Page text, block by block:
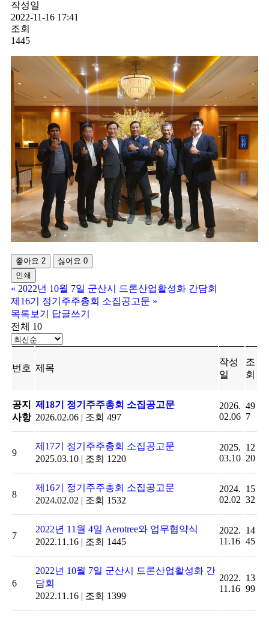
작성일
2022-11-16 17:41
조회
1445
좋아요 2 싫어요 0
인쇄
« 2022년 10월 7일 군산시 드론산업활성화 간담회
제16기 정기주주총회 소집공고문 »
목록보기
답글쓰기
전체 10
번호 제목
작성
일
조
회
공지
사항
제18기 정기주주총회 소집공고문
2026.02.06 | 조회 497
2026.
02.06
49
7
9
제17기 정기주주총회 소집공고문
2025.03.10 | 조회 1220
2025.
03.10
12
20
8
제16기 정기주주총회 소집공고문
2024.02.02 | 조회 1532
2024.
02.02
15
32
7
2022년 11월 4일 Aerotree와 업무협약식
2022.11.16 | 조회 1445
2022.
11.16
14
45
6
2022년 10월 7일 군산시 드론산업활성화 간
담회
2022.11.16 | 조회 1399
2022.
11.16
13
99